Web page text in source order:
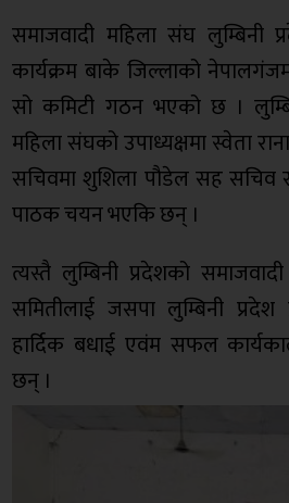
समाजवादी महिला संघ लुम्बिनी
कार्यक्रम बाके जिल्लाको
सो कमिटी गठन भएको छ ।
महिला संघको उपाध्यक्षमा स्वेता
सचिवमा शुशिला पौडेल सह सचिव
पाठक चयन भएकि छन् ।
त्यस्तै लुम्बिनी प्रदेशको
समितीलाई जसपा लुम्बिनी
हार्दिक बधाई एवंम सफल
छन् ।